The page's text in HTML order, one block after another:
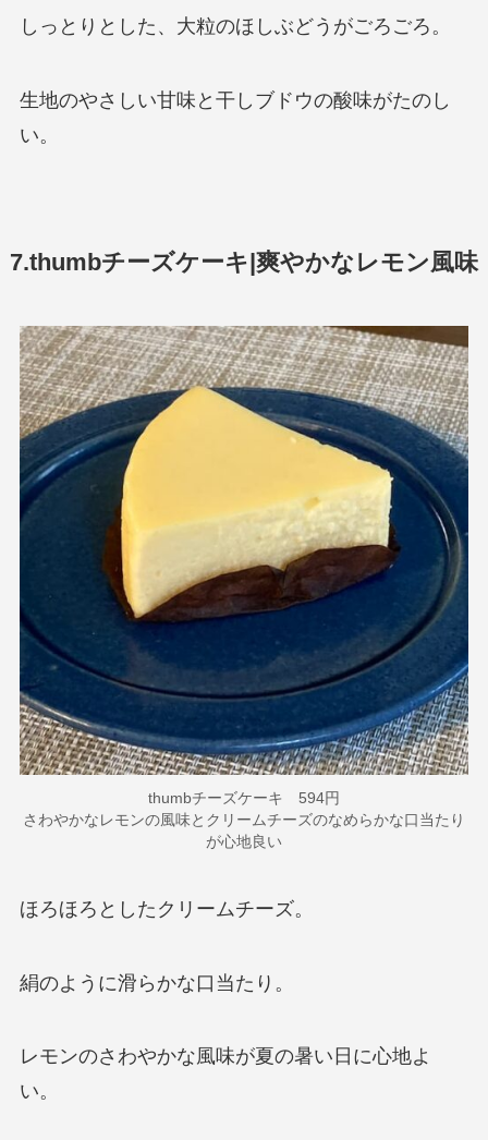
しっとりとした、大粒のほしぶどうがごろごろ。
生地のやさしい甘味と干しブドウの酸味がたのし
い。
7.thumbチーズケーキ|爽やかなレモン風味
thumbチーズケーキ 594円
さわやかなレモンの風味とクリームチーズのなめらかな口当たり
が心地良い
ほろほろとしたクリームチーズ。
絹のように滑らかな口当たり。
レモンのさわやかな風味が夏の暑い日に心地よ
い。